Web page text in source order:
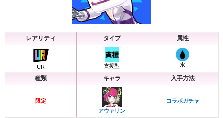
レアリティ タイプ 属性
UR 支援型 水
種類 キャラ 入手方法
限定
アウァリン
コラボガチャ